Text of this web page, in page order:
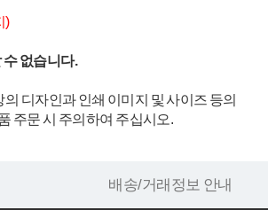
)
없습니다.
의 디자인과 인쇄 이미지 및 사이즈 등의
주문 시 주의하여 주십시오.
배송/거래정보 안내